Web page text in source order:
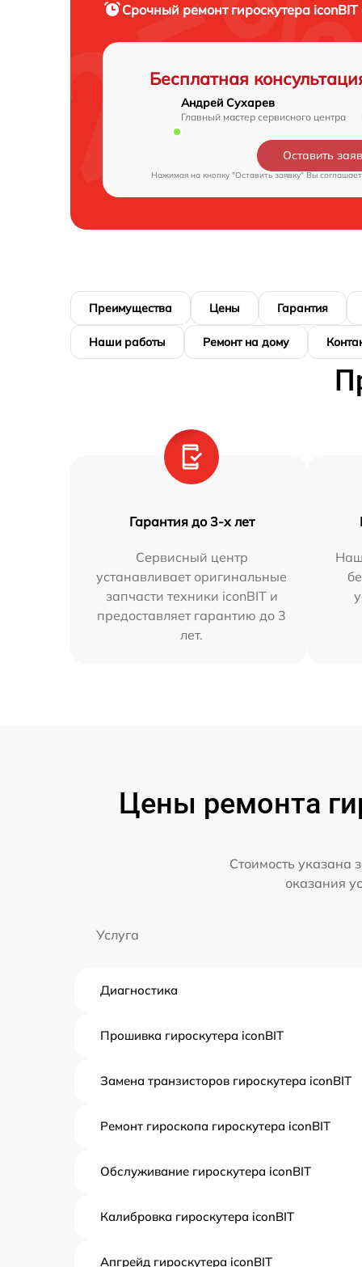
Срочный ремонт гироскутера
Бесплатная
Андрей Сухарев
Главный мастер сервисного центра
Оставить
Нажимая на кнопку "Оставить заявку" Вы
Преимущества Цены Гарантия
Наши работы Ремонт на дому
Гарантия до 3-х лет
Сервисный центр
устанавливает оригинальные
запчасти техники iconBIT и
предоставляет гарантию до 3
лет.
Наш
Цены ремонта
Стоимость указана
оказания
Услуга
Диагностика
Прошивка гироскутера iconBIT
Замена транзисторов гироскутера iconBIT
Ремонт гироскопа гироскутера iconBIT
Обслуживание гироскутера iconBIT
Калибровка гироскутера iconBIT
Апгрейд гироскутера iconBIT